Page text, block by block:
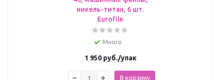
никель-титан, 6 шт.
Eurofile
Много
1 950руб./упак
В корзину